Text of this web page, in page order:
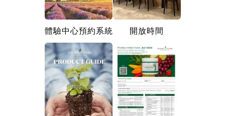
體驗中心預約系統 開放時間